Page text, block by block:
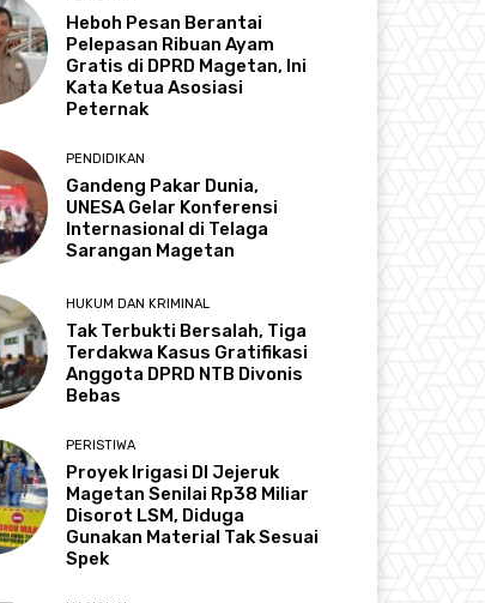
Heboh Pesan Berantai
Pelepasan Ribuan Ayam
Gratis di DPRD Magetan, Ini
Kata Ketua Asosiasi
Peternak
PENDIDIKAN
Gandeng Pakar Dunia,
UNESA Gelar Konferensi
Internasional di Telaga
Sarangan Magetan
HUKUM DAN KRIMINAL
Tak Terbukti Bersalah, Tiga
Terdakwa Kasus Gratifikasi
Anggota DPRD NTB Divonis
Bebas
PERISTIWA
Proyek Irigasi DI Jejeruk
Magetan Senilai Rp38 Miliar
Disorot LSM, Diduga
Gunakan Material Tak Sesuai
Spek